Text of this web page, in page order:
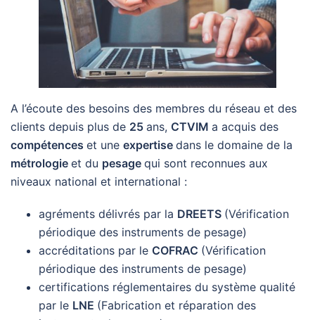
A l’écoute des besoins des membres du réseau et des
clients depuis plus de 25 ans, CTVIM a acquis des
compétences et une expertise dans le domaine de la
métrologie et du pesage qui sont reconnues aux
niveaux national et international :
agréments délivrés par la DREETS (Vérification
périodique des instruments de pesage)
accréditations par le COFRAC (Vérification
périodique des instruments de pesage)
certifications réglementaires du système qualité
par le LNE (Fabrication et réparation des